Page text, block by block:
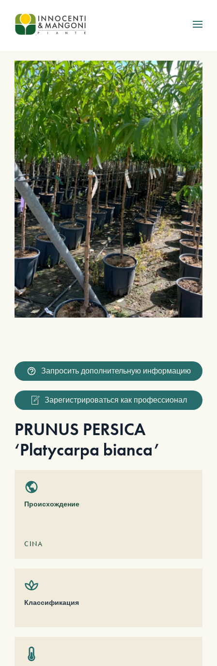
Skip to main content
Запросить дополнительную информацию
Зарегистрироваться как профессионал
PRUNUS PERSICA
‘Platycarpa bianca’
Происхождение
CINA
Классификация